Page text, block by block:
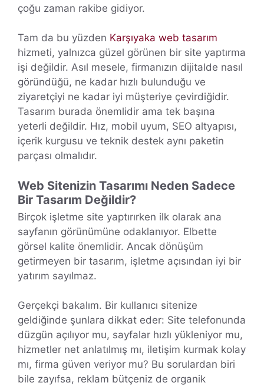
çoğu zaman rakibe gidiyor.
Tam da bu yüzden Karşıyaka web tasarım
hizmeti, yalnızca güzel görünen bir site yaptırma
işi değildir. Asıl mesele, firmanızın dijitalde nasıl
göründüğü, ne kadar hızlı bulunduğu ve
ziyaretçiyi ne kadar iyi müşteriye çevirdiğidir.
Tasarım burada önemlidir ama tek başına
yeterli değildir. Hız, mobil uyum, SEO altyapısı,
içerik kurgusu ve teknik destek aynı paketin
parçası olmalıdır.
Web Sitenizin Tasarımı Neden Sadece
Bir Tasarım Değildir?
Birçok işletme site yaptırırken ilk olarak ana
sayfanın görünümüne odaklanıyor. Elbette
görsel kalite önemlidir. Ancak dönüşüm
getirmeyen bir tasarım, işletme açısından iyi bir
yatırım sayılmaz.
Gerçekçi bakalım. Bir kullanıcı sitenize
geldiğinde şunlara dikkat eder: Site telefonunda
düzgün açılıyor mu, sayfalar hızlı yükleniyor mu,
hizmetler net anlatılmış mı, iletişim kurmak kolay
mı, firma güven veriyor mu? Bu sorulardan biri
bile zayıfsa, reklam bütçeniz de organik